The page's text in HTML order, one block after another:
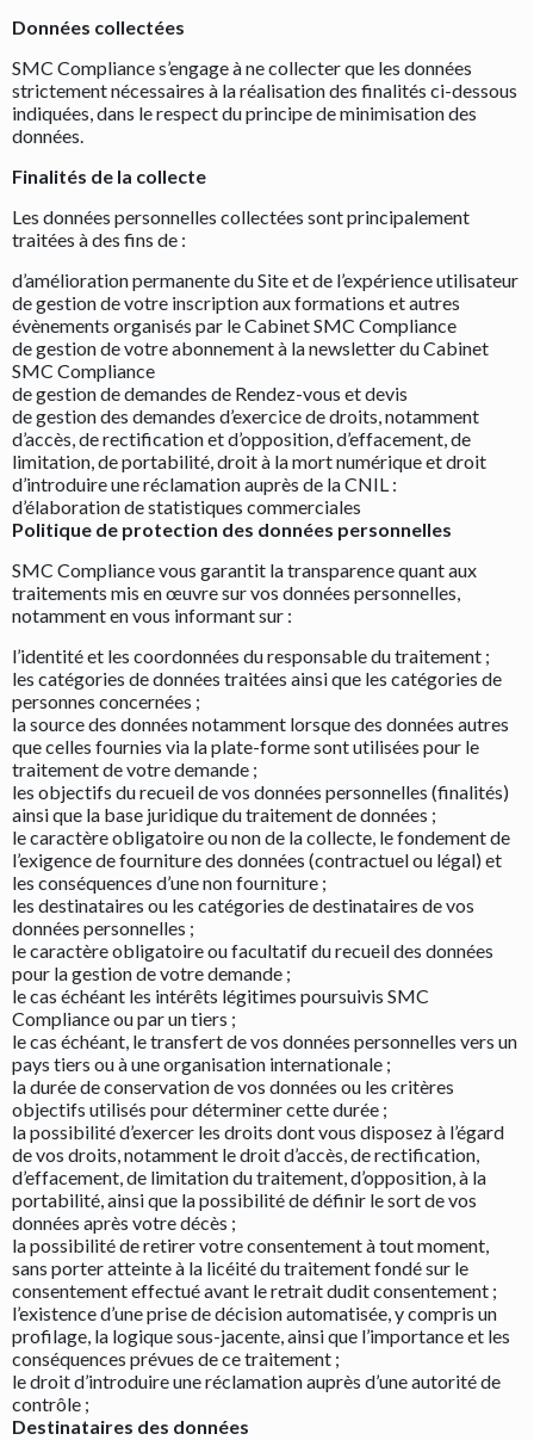
Données collectées
SMC Compliance s’engage à ne collecter que les données
strictement nécessaires à la réalisation des finalités ci-dessous
indiquées, dans le respect du principe de minimisation des
données.
Finalités de la collecte
Les données personnelles collectées sont principalement
traitées à des fins de :
d’amélioration permanente du Site et de l’expérience utilisateur
de gestion de votre inscription aux formations et autres
évènements organisés par le Cabinet SMC Compliance
de gestion de votre abonnement à la newsletter du Cabinet
SMC Compliance
de gestion de demandes de Rendez-vous et devis
de gestion des demandes d’exercice de droits, notamment
d’accès, de rectification et d’opposition, d’effacement, de
limitation, de portabilité, droit à la mort numérique et droit
d’introduire une réclamation auprès de la CNIL :
d’élaboration de statistiques commerciales
Politique de protection des données personnelles
SMC Compliance vous garantit la transparence quant aux
traitements mis en œuvre sur vos données personnelles,
notamment en vous informant sur :
l’identité et les coordonnées du responsable du traitement ;
les catégories de données traitées ainsi que les catégories de
personnes concernées ;
la source des données notamment lorsque des données autres
que celles fournies via la plate-forme sont utilisées pour le
traitement de votre demande ;
les objectifs du recueil de vos données personnelles (finalités)
ainsi que la base juridique du traitement de données ;
le caractère obligatoire ou non de la collecte, le fondement de
l’exigence de fourniture des données (contractuel ou légal) et
les conséquences d’une non fourniture ;
les destinataires ou les catégories de destinataires de vos
données personnelles ;
le caractère obligatoire ou facultatif du recueil des données
pour la gestion de votre demande ;
le cas échéant les intérêts légitimes poursuivis SMC
Compliance ou par un tiers ;
le cas échéant, le transfert de vos données personnelles vers un
pays tiers ou à une organisation internationale ;
la durée de conservation de vos données ou les critères
objectifs utilisés pour déterminer cette durée ;
la possibilité d’exercer les droits dont vous disposez à l’égard
de vos droits, notamment le droit d’accès, de rectification,
d’effacement, de limitation du traitement, d’opposition, à la
portabilité, ainsi que la possibilité de définir le sort de vos
données après votre décès ;
la possibilité de retirer votre consentement à tout moment,
sans porter atteinte à la licéité du traitement fondé sur le
consentement effectué avant le retrait dudit consentement ;
l’existence d’une prise de décision automatisée, y compris un
profilage, la logique sous-jacente, ainsi que l’importance et les
conséquences prévues de ce traitement ;
le droit d’introduire une réclamation auprès d’une autorité de
contrôle ;
Destinataires des données